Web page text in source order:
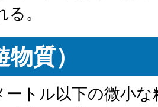
。
質）
ートル以下の微小